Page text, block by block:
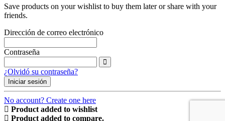
Save products on your wishlist to buy them later or share with your
friends.
Dirección de correo electrónico
Contraseña
¿Olvidó su contraseña?
Iniciar sesión
No account? Create one here
Product added to wishlist
Product added to compare.